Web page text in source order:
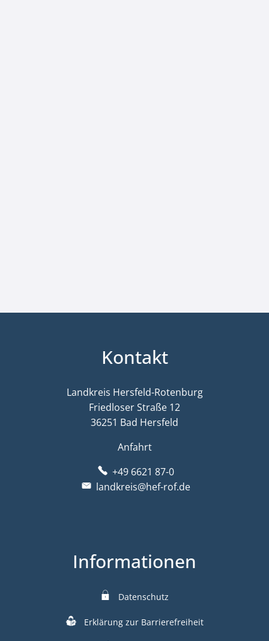
Kontakt
Landkreis Hersfeld-Rotenburg
Friedloser Straße 12
36251 Bad Hersfeld
Anfahrt
+49 6621 87-0
landkreis@hef-rof.de
Informationen
Datenschutz
Erklärung zur Barrierefreiheit